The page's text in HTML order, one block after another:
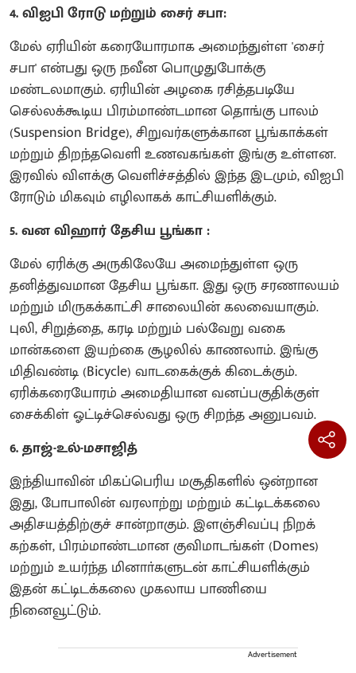
4. விஐபி ரோடு மற்றும் சைர் சபா:
மேல் ஏரியின் கரையோரமாக அமைந்துள்ள 'சைர்
சபா' என்பது ஒரு நவீன பொழுதுபோக்கு
மண்டலமாகும். ஏரியின் அழகை ரசித்தபடியே
செல்லக்கூடிய பிரம்மாண்டமான தொங்கு பாலம்
(Suspension Bridge), சிறுவர்களுக்கான பூங்காக்கள்
மற்றும் திறந்தவெளி உணவகங்கள் இங்கு உள்ளன.
இரவில் விளக்கு வெளிச்சத்தில் இந்த இடமும், விஐபி
ரோடும் மிகவும் எழிலாகக் காட்சியளிக்கும்.
5. வன விஹார் தேசிய பூங்கா :
மேல் ஏரிக்கு அருகிலேயே அமைந்துள்ள ஒரு
தனித்துவமான தேசிய பூங்கா. இது ஒரு சரணாலயம்
மற்றும் மிருகக்காட்சி சாலையின் கலவையாகும்.
புலி, சிறுத்தை, கரடி மற்றும் பல்வேறு வகை
மான்களை இயற்கை சூழலில் காணலாம். இங்கு
மிதிவண்டி (Bicycle) வாடகைக்குக் கிடைக்கும்.
ஏரிக்கரையோரம் அமைதியான வனப்பகுதிக்குள்
சைக்கிள் ஓட்டிச்செல்வது ஒரு சிறந்த அனுபவம்.
6. தாஜ்-உல்-மசாஜித்
இந்தியாவின் மிகப்பெரிய மசூதிகளில் ஒன்றான
இது, போபாலின் வரலாற்று மற்றும் கட்டிடக்கலை
அதிசயத்திற்குச் சான்றாகும். இளஞ்சிவப்பு நிறக்
கற்கள், பிரம்மாண்டமான குவிமாடங்கள் (Domes)
மற்றும் உயர்ந்த மினாா்களுடன் காட்சியளிக்கும்
இதன் கட்டிடக்கலை முகலாய பாணியை
நினைவூட்டும்.
Advertisement